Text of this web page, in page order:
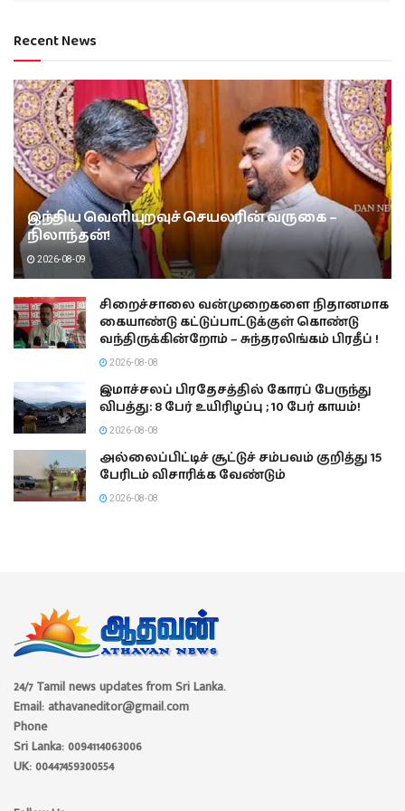
Recent News
இந்திய வெளியுறவுச் செயலரின் வருகை –
நிலாந்தன்!
2026-08-09
சிறைச்சாலை வன்முறைகளை நிதானமாக
கையாண்டு கட்டுப்பாட்டுக்குள் கொண்டு
வந்திருக்கின்றோம் – சுந்தரலிங்கம் பிரதீப் !
2026-08-08
இமாச்சலப் பிரதேசத்தில் கோரப் பேருந்து
விபத்து: 8 பேர் உயிரிழப்பு ; 10 பேர் காயம்!
2026-08-08
அல்லைப்பிட்டிச் சூட்டுச் சம்பவம் குறித்து 15
பேரிடம் விசாரிக்க வேண்டும்
2026-08-08
24/7 Tamil news updates from Sri Lanka.
Email: athavaneditor@gmail.com
Phone
Sri Lanka: 0094114063006
UK: 00447459300554